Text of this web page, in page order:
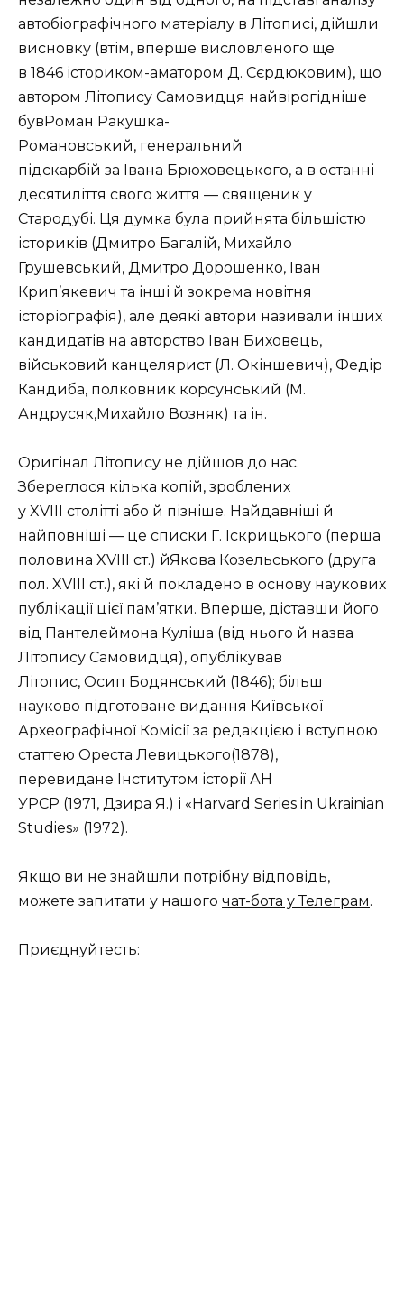
автобіографічного матеріалу в Літописі, дійшли
висновку (втім, вперше висловленого ще
в 1846 істориком-аматором Д. Сєрдюковим), що
автором Літопису Самовидця найвірогідніше
бувРоман Ракушка-
Романовський, генеральний
підскарбій за Івана Брюховецького, а в останні
десятиліття свого життя — священик у
Стародубі. Ця думка була прийнята більшістю
істориків (Дмитро Багалій, Михайло
Грушевський, Дмитро Дорошенко, Іван
Крип’якевич та інші й зокрема новітня
історіографія), але деякі автори називали інших
кандидатів на авторство Іван Биховець,
військовий канцелярист (Л. Окіншевич), Федір
Кандиба, полковник корсунський (М.
Андрусяк,Михайло Возняк) та ін.
Оригінал Літопису не дійшов до нас.
Збереглося кілька копій, зроблених
у XVIII столітті або й пізніше. Найдавніші й
найповніші — це списки Г. Іскрицького (перша
половина XVIII ст.) йЯкова Козельського (друга
пол. XVIII ст.), які й покладено в основу наукових
публікації цієї пам’ятки. Вперше, діставши його
від Пантелеймона Куліша (від нього й назва
Літопису Самовидця), опублікував
Літопис, Осип Бодянський (1846); більш
науково підготоване видання Київської
Археографічної Комісії за редакцією і вступною
статтею Ореста Левицького(1878),
перевидане Інститутом історії АН
УРСР (1971, Дзира Я.) і «Harvard Series in Ukrainian
Studies» (1972).
Якщо ви не знайшли потрібну відповідь,
можете запитати у нашого чат-бота у Телеграм.
Приєднуйтесть: